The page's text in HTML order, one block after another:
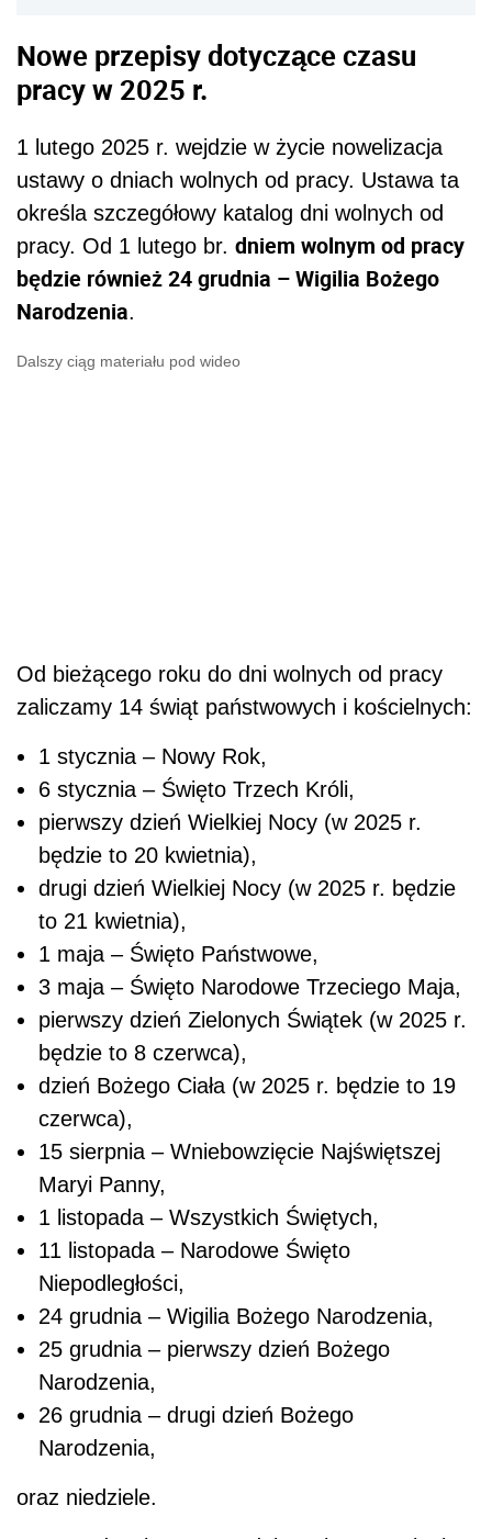
Nowe przepisy dotyczące czasu
pracy w 2025 r.
1 lutego 2025 r. wejdzie w życie nowelizacja
ustawy o dniach wolnych od pracy. Ustawa ta
określa szczegółowy katalog dni wolnych od
pracy. Od 1 lutego br. dniem wolnym od pracy
będzie również 24 grudnia – Wigilia Bożego
Narodzenia.
Dalszy ciąg materiału pod wideo
Od bieżącego roku do dni wolnych od pracy
zaliczamy 14 świąt państwowych i kościelnych:
1 stycznia – Nowy Rok,
6 stycznia – Święto Trzech Króli,
pierwszy dzień Wielkiej Nocy (w 2025 r.
będzie to 20 kwietnia),
drugi dzień Wielkiej Nocy (w 2025 r. będzie
to 21 kwietnia),
1 maja – Święto Państwowe,
3 maja – Święto Narodowe Trzeciego Maja,
pierwszy dzień Zielonych Świątek (w 2025 r.
będzie to 8 czerwca),
dzień Bożego Ciała (w 2025 r. będzie to 19
czerwca),
15 sierpnia – Wniebowzięcie Najświętszej
Maryi Panny,
1 listopada – Wszystkich Świętych,
11 listopada – Narodowe Święto
Niepodległości,
24 grudnia – Wigilia Bożego Narodzenia,
25 grudnia – pierwszy dzień Bożego
Narodzenia,
26 grudnia – drugi dzień Bożego
Narodzenia,
oraz niedziele.